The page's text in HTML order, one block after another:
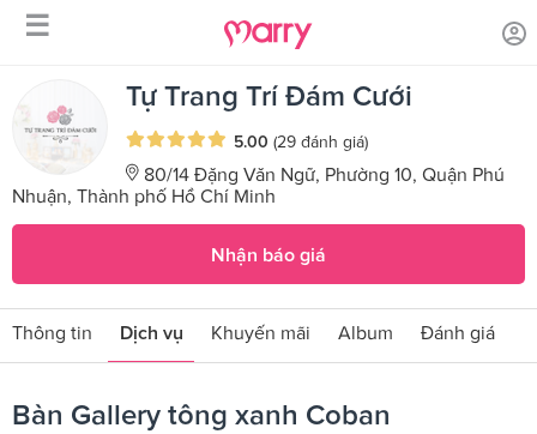
☰
Trang chủ Sản phẩm dịch vụ / Bàn Gallery tông xanh Coban
Tự Trang Trí Đám Cưới
5.00 (29 đánh giá)
80/14 Đặng Văn Ngữ, Phường 10, Quận Phú
Nhuận, Thành phố Hồ Chí Minh
Nhận báo giá
Thông tin Dịch vụ Khuyến mãi Album Đánh giá
Bàn Gallery tông xanh Coban